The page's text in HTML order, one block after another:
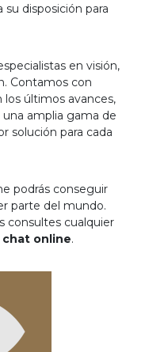
disposición para
en visión,
Contamos con
los últimos avances,
amplia gama de
solución para cada
podrás conseguir
parte del mundo.
consultes cualquier
chat online.